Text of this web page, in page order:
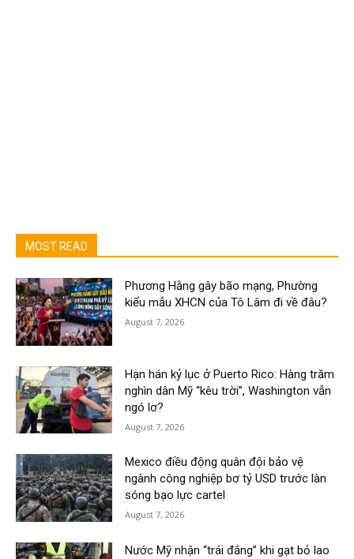
MOST READ
Phương Hằng gây bão mạng, Phường
kiểu mẫu XHCN của Tô Lâm đi về đâu?
August 7, 2026
Hạn hán kỷ lục ở Puerto Rico: Hàng trăm
nghìn dân Mỹ “kêu trời”, Washington vẫn
ngó lơ?
August 7, 2026
Mexico điều động quân đội bảo vệ
ngành công nghiệp bơ tỷ USD trước làn
sóng bạo lực cartel
August 7, 2026
Nước Mỹ nhận “trái đắng” khi gạt bỏ lao